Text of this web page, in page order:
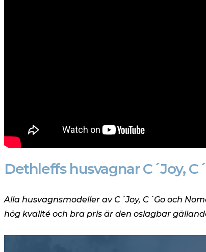
Dethleffs husvagnar C´Joy,
Alla husvagnsmodeller av C´Joy, C´Go och
hög kvalité och bra pris är den oslagbar